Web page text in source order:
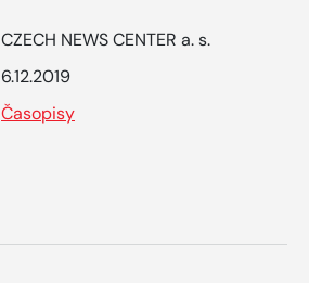
CZECH NEWS CENTER a. s.
6.12.2019
Časopisy